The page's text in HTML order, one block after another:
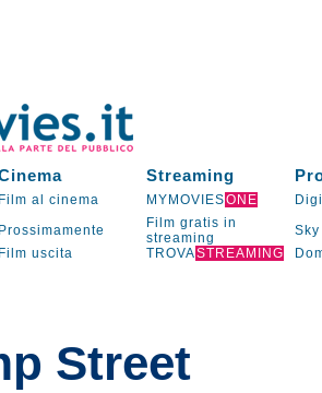
Streaming
Film al cinema MYMOVIESONE
Prossimamente
Film gratis in
streaming
Sky
Film uscita TROVASTREAMING
Street